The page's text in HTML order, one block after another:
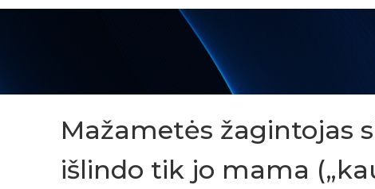
Mažametės žagintojas
išlindo tik jo mama